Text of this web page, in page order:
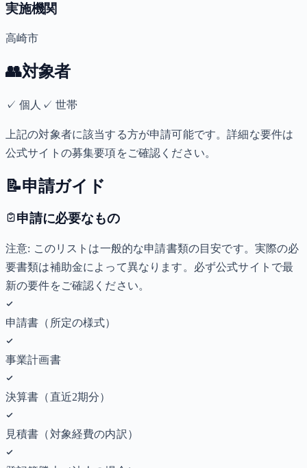
実施機関
高崎市
👥対象者
✓個人 ✓ 世帯
上記の対象者に該当する方が申請可能です。詳細な要件は
公式サイトの募集要項をご確認ください。
📝申請ガイド
申請に必要なもの
注意: このリストは一般的な申請書類の目安です。実際の必
要書類は補助金によって異なります。必ず公式サイトで最
新の要件をご確認ください。
申請書（所定の様式）
事業計画書
決算書（直近2期分）
見積書（対象経費の内訳）